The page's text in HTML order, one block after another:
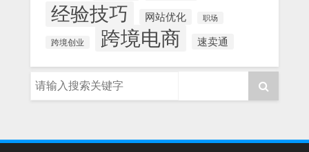
经验技巧 网站优化 职场
跨境创业 跨境电商 速卖通